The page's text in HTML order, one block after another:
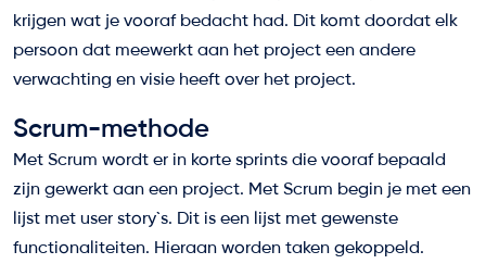
krijgen wat je vooraf bedacht had. Dit komt doordat elk
persoon dat meewerkt aan het project een andere
verwachting en visie heeft over het project.
Scrum-methode
Met Scrum wordt er in korte sprints die vooraf bepaald
zijn gewerkt aan een project. Met Scrum begin je met een
lijst met user story`s. Dit is een lijst met gewenste
functionaliteiten. Hieraan worden taken gekoppeld.